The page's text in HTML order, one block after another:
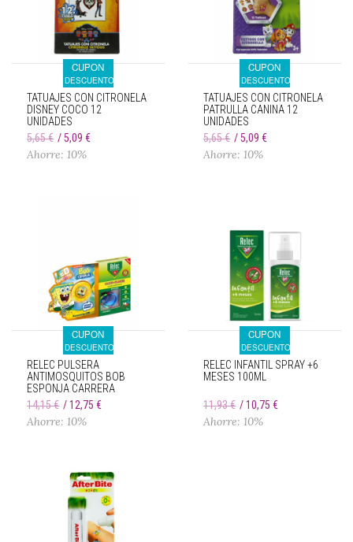
CUPON
DESCUENTO
TATUAJES CON CITRONELA
DISNEY COCO 12
UNIDADES
5,65 €
5,09 €
Ahorre: 10%
CUPON
DESCUENTO
TATUAJES CON CITRONELA
PATRULLA CANINA 12
UNIDADES
5,65 €
5,09 €
Ahorre: 10%
CUPON
DESCUENTO
RELEC PULSERA
ANTIMOSQUITOS BOB
ESPONJA CARRERA
14,15 €
12,75 €
Ahorre: 10%
CUPON
DESCUENTO
RELEC INFANTIL SPRAY +6
MESES 100ML
11,93 € 10,75 €
Ahorre: 10%